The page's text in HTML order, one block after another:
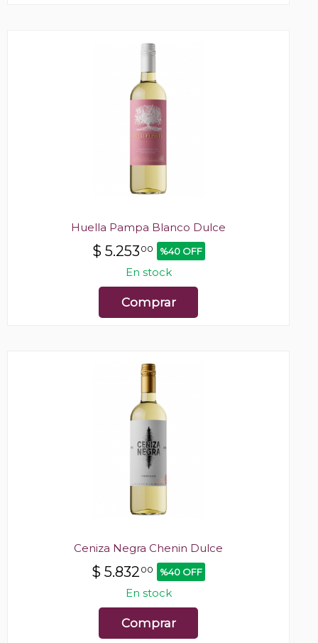
Huella Pampa Blanco Dulce
$ 5.253 00 %40 OFF
En stock
Comprar
Ceniza Negra Chenin Dulce
$ 5.832 00 %40 OFF
En stock
Comprar